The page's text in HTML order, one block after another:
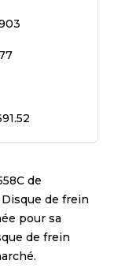
de
Disque de frein
pour sa
de frein